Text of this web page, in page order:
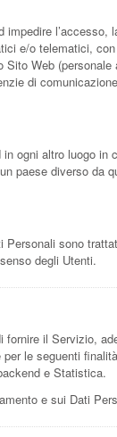
e/o telematici,
Sito Web
di
ogni altro luogo
paese diverso
sono
degli Utenti.
il Servizio,
le seguenti
e Statistica.
e sui Dati